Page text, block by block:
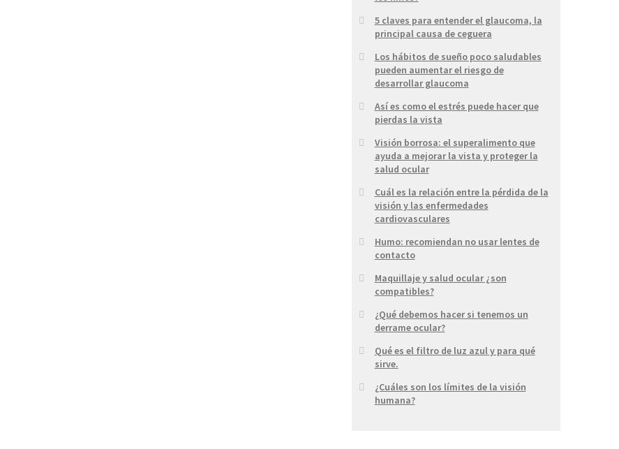
5 claves para entender el glaucoma, la
principal causa de ceguera
Los hábitos de sueño poco saludables
pueden aumentar el riesgo de
desarrollar glaucoma
Así es como el estrés puede hacer que
pierdas la vista
Visión borrosa: el superalimento que
ayuda a mejorar la vista y proteger la
salud ocular
Cuál es la relación entre la pérdida de la
visión y las enfermedades
cardiovasculares
Humo: recomiendan no usar lentes de
contacto
Maquillaje y salud ocular ¿son
compatibles?
¿Qué debemos hacer si tenemos un
derrame ocular?
Qué es el filtro de luz azul y para qué
sirve.
¿Cuáles son los límites de la visión
humana?